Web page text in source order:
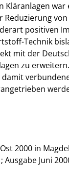
Kläranlagen
positiven
Technik
mit der
zu erweitern.
2000 in
Ausgabe Juni